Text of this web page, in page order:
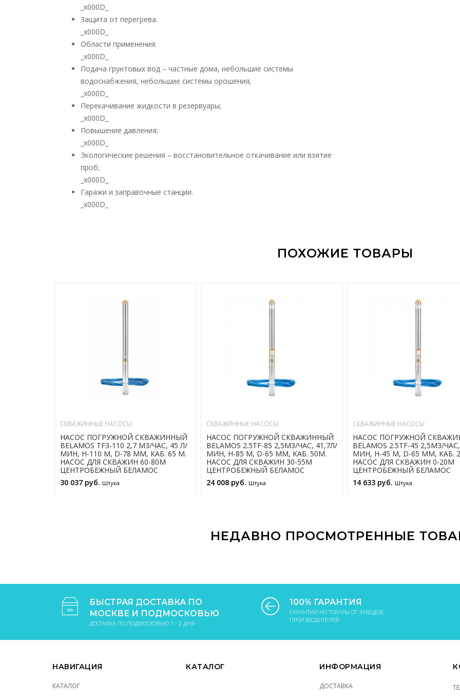
_x000D_
Защита от перегрева.
_x000D_
Области применения:
_x000D_
Подача грунтовых вод – частные дома, небольшие системы
водоснабжения, небольшие системы орошения;
_x000D_
Перекачивание жидкости в резервуары;
_x000D_
Повышение давления;
_x000D_
Экологические решения – восстановительное откачивание или взятие
проб;
_x000D_
Гаражи и заправочные станции.
_x000D_
ПОХОЖИЕ ТОВАРЫ
СКВАЖИННЫЕ НАСОСЫ
НАСОС ПОГРУЖНОЙ СКВАЖИННЫЙ
BELAMOS TF3-110 2,7 М3/ЧАС, 45 Л/
МИН, Н-110 М, D-78 ММ, КАБ. 65 М.
НАСОС ДЛЯ СКВАЖИН 60-80М
ЦЕНТРОБЕЖНЫЙ БЕЛАМОС
30 037 руб. Штука
СКВАЖИННЫЕ НАСОСЫ
НАСОС ПОГРУЖНОЙ СКВАЖИННЫЙ
BELAMOS 2.5TF-85 2,5М3/ЧАС, 41,7Л/
МИН, Н-85 М, D-65 ММ, КАБ. 50М.
НАСОС ДЛЯ СКВАЖИН 30-55М
ЦЕНТРОБЕЖНЫЙ БЕЛАМОС
24 008 руб. Штука
СКВАЖИННЫЕ НАСОСЫ
НАСОС ПОГРУЖНОЙ
BELAMOS 2.5TF-45 2,5М3/
МИН, Н-45 М, D-65 ММ, КАБ.
НАСОС ДЛЯ СКВАЖИН 0-20М
ЦЕНТРОБЕЖНЫЙ БЕЛАМОС
14 633 руб. Штука
НЕДАВНО ПРОСМОТРЕННЫЕ
БЫСТРАЯ ДОСТАВКА ПО
МОСКВЕ И ПОДМОСКОВЬЮ
ДОСТАВКА ПО ПОДМОСКОВЬЮ 1 - 2 ДНЯ
100% ГАРАНТИЯ
ГАРАНТИИ НО ТОВАРЫ ОТ ЗАВОДОВ
ПРОИЗВОДИТЕЛЕЙ
НАВИГАЦИЯ
КАТАЛОГ
КАТАЛОГ ИНФОРМАЦИЯ
ДОСТАВКА